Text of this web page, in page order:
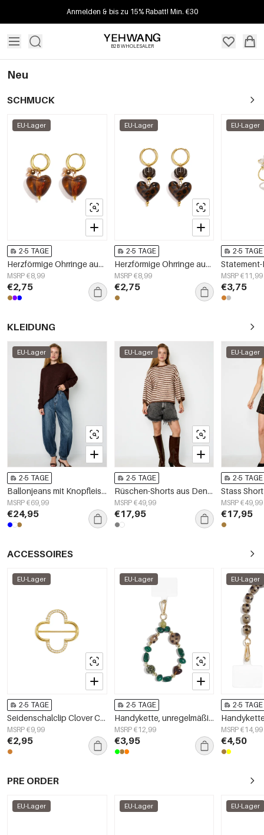
Anmelden & bis zu 15% Rabatt! Min. €30
B2B WHOLESALER
Neu
SCHMUCK
EU-Lager
2-5 TAGE
Herzförmige Ohrringe aus Edelstahlperlen, schlichte Alltags-Serie, Damenschmuck
MSRP €8,99
€2,75
EU-Lager
2-5 TAGE
Herzförmige Ohrringe aus Edelstahlperlen, schlichte Alltags-Serie, Damenschmuck
MSRP €8,99
€2,75
EU-Lager
2-5 TAGE
MSRP €11,99
€3,75
KLEIDUNG
EU-Lager
2-5 TAGE
Ballonjeans mit Knopfleiste
MSRP €69,99
€24,95
EU-Lager
2-5 TAGE
Rüschen-Shorts aus Denim
MSRP €49,99
€17,95
EU-Lager
2-5 TAGE
Stass
MSRP €49,99
€17,95
ACCESSOIRES
EU-Lager
2-5 TAGE
Seidenschalclip Clover Classic Edelstahl Alltagsaccessoires
MSRP €9,99
€2,95
EU-Lager
2-5 TAGE
Handykette, unregelmäßige Form, schlichtes Acryl, Alltagsaccessoire
MSRP €12,99
€3,95
EU-Lager
2-5 TAGE
MSRP €14,99
€4,50
PRE ORDER
EU-Lager EU-Lager EU-Lager